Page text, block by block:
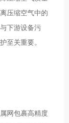
压缩空气中的
下游设备污
至关重要。
网包裹高精度